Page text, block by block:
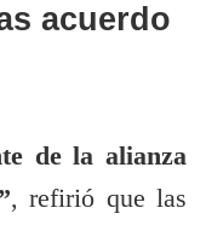
acuerdo
de la alianza
, refirió que las